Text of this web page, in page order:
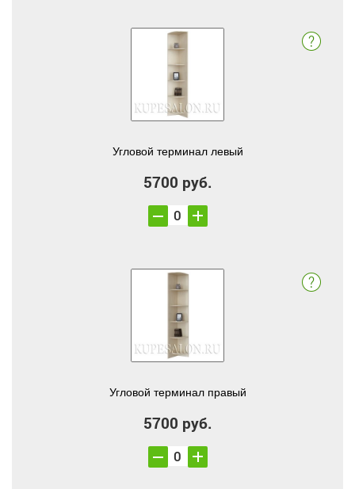
Угловой терминал левый
5700 руб.
Угловой терминал правый
5700 руб.